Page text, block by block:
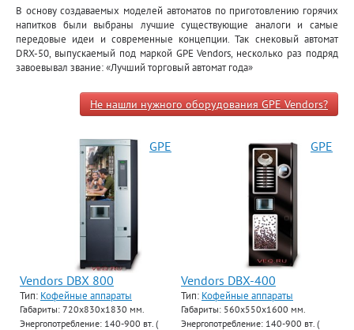
В основу создаваемых моделей автоматов по приготовлению горячих
напитков были выбраны лучшие существующие аналоги и самые
передовые идеи и современные концепции. Так снековый автомат
DRX-50, выпускаемый под маркой GPE Vendors, несколько раз подряд
завоевывал звание: «Лучший торговый автомат года»
Не нашли нужного оборудования GPE Vendors?
GPE
Vendors DBX 800
Тип: Кофейные аппараты
Габариты: 720х830х1830 мм.
Энергопотребление: 140-900 вт. (
GPE
Vendors DBX-400
Тип: Кофейные аппараты
Габариты: 560х550х1600 мм.
Энергопотребление: 140-900 вт. (